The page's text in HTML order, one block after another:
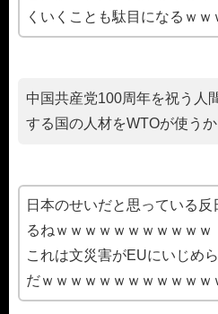
くいくことも駄目になるｗｗ
中国共産党100周年を祝う人
する国の人材をWTOが使う
日本のせいだと思っている反
るねｗｗｗｗｗｗｗｗｗｗｗ
これは文災害がEUにいじめ
だｗｗｗｗｗｗｗｗｗｗｗｗ